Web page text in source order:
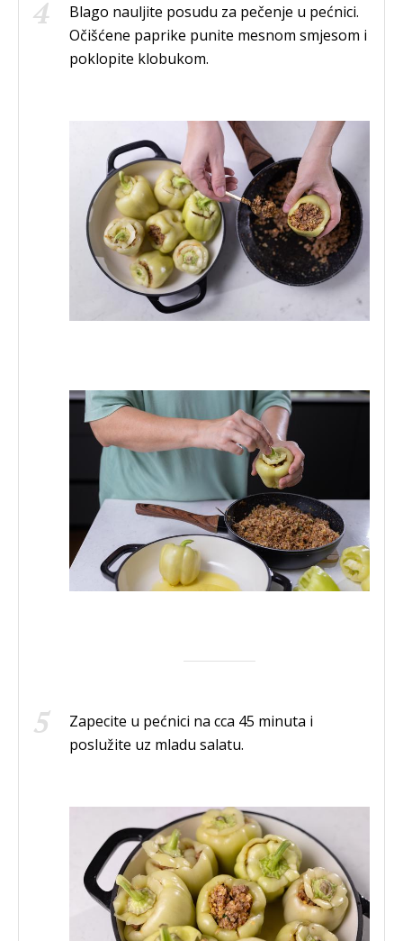
Blago nauljite posudu za pečenje u pećnici.
Očišćene paprike punite mesnom smjesom i
poklopite klobukom.
Zapecite u pećnici na cca 45 minuta i
poslužite uz mladu salatu.